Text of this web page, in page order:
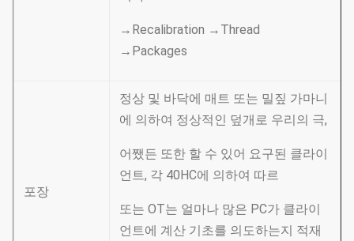
→Recalibration →Thread
→Packages
포장
정상 및 바닥에 매트 또는 밀짚 가마니
에 의하여 정상적인 덮개로 우리의 극,
어쨌든 또한 할 수 있어 요구된 클라이
언트, 각 40HC에 의하여 따르
또는 OT는 얼마나 많은 PC가 클라이
언트에 계산 기초를 의도하는지 적재